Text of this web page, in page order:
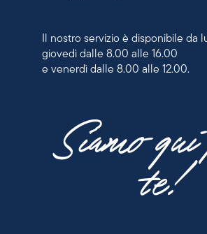
Il nostro servizio è disponibile da
giovedì dalle 8.00 alle 16.00
e venerdì dalle 8.00 alle 12.00.
Siamo
te!